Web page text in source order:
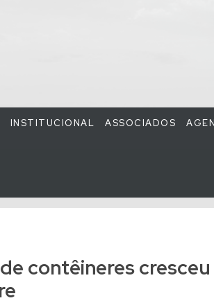
INSTITUCIONAL ASSOCIADOS
contêineres cresceu